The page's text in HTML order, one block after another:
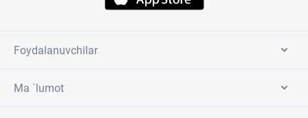
Foydalanuvchilar
Ma `lumot